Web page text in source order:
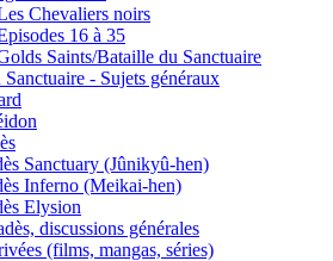
Chevaliers noirs
16 à 35
Saints/Bataille du Sanctuaire
- Sujets généraux
Sanctuary (Jûnikyû-hen)
Inferno (Meikai-hen)
Elysion
discussions générales
(films, mangas, séries)